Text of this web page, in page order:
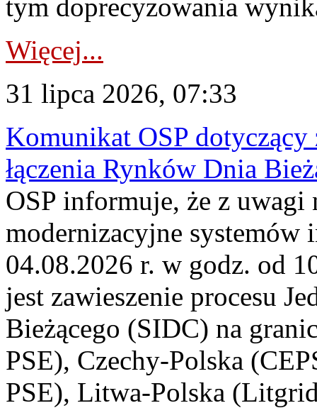
tym doprecyzowania
Więcej...
31 lipca 2026, 07:33
Komunikat OSP dotyczący
łączenia Rynków Dnia
OSP informuje, że z uwagi
modernizacyjne
04.08.2026 r. w godz. od
jest zawieszenie procesu
Bieżącego (SIDC) na
PSE), Czechy-Polska
PSE), Litwa-Polska